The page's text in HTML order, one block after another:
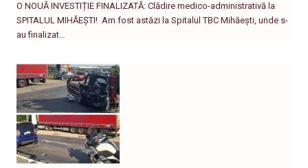
O NOUĂ INVESTIȚIE FINALIZATĂ: Clădire medico-administrativă la
SPITALUL MIHĂEȘTI! ​ Am fost astăzi la Spitalul TBC Mihăești, unde s-
au finalizat…